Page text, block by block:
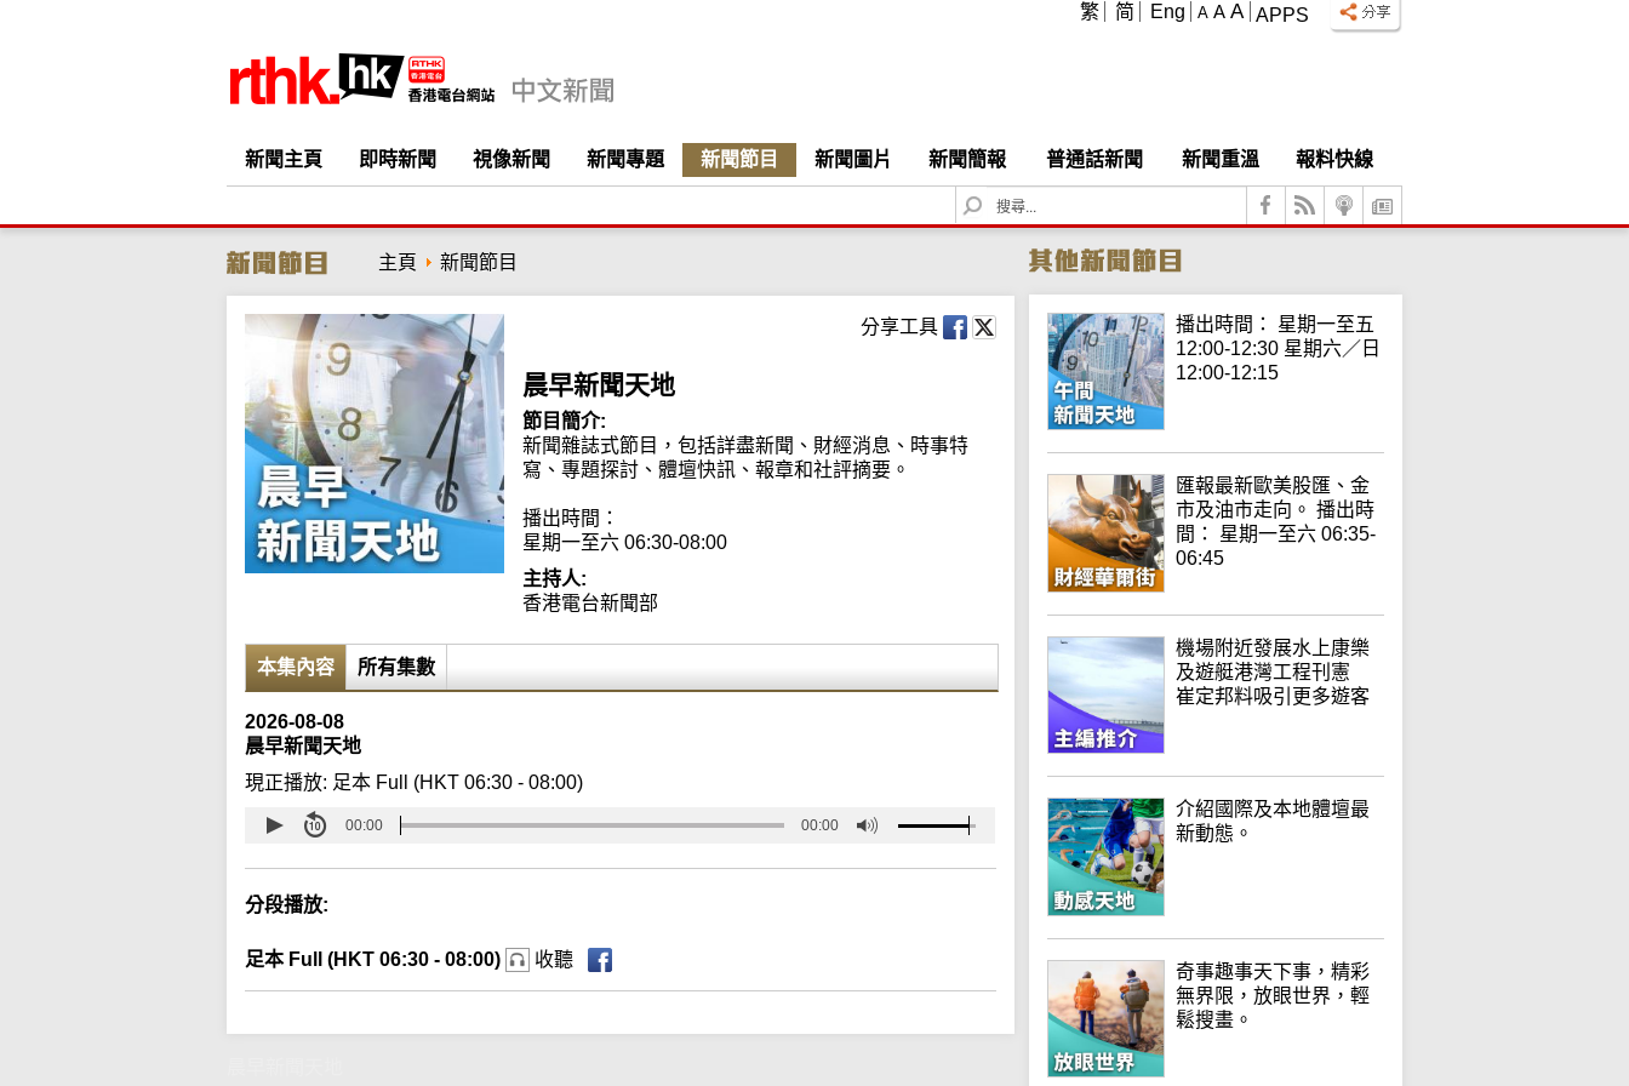
APPS
A A A
繁 简 Eng
新聞主頁 即時新聞 視像新聞 新聞專題 新聞節目 新聞圖片 新聞簡報 普通話新聞 新聞重溫
報料快線
S
e
c
h
主頁 新聞節目
分享工具
晨早新聞天地
節目簡介:
新聞雜誌式節目，包括詳盡新聞、財經消息、時事特
寫、專題探討、體壇快訊、報章和社評摘要。
播出時間：
星期一至六 06:30-08:00
主持人:
香港電台新聞部
本集內容 所有集數
2026-08-08
晨早新聞天地
現正播放: 足本 Full (HKT 06:30 - 08:00)
00:00 00:00
分段播放:
足本 Full (HKT 06:30 - 08:00) 收聽
播出時間： 星期一至五
12:00-12:30 星期六／日
12:00-12:15
匯報最新歐美股匯、金
市及油市走向。 播出時
間： 星期一至六 06:35-
06:45
機場附近發展水上康樂
及遊艇港灣工程刊憲
崔定邦料吸引更多遊客
介紹國際及本地體壇最
新動態。
奇事趣事天下事，精彩
無界限，放眼世界，輕
鬆搜畫。